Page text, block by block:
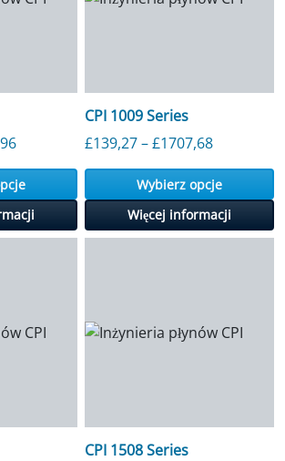
Przedział cenowy: od 231,23 GBP do
CPI 1009 Series
£139,27–£1707,68Przedział
Wybierz opcje
Więcej informacji
CPI 1508 Series